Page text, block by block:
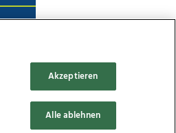
Akzeptieren
Alle ablehnen